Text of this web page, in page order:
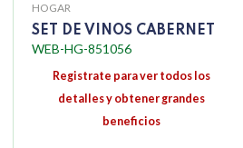
HOGAR
SET DE VINOS CABERNET
WEB-HG-851056
Registrate para ver todos los
detalles y obtener grandes
beneficios